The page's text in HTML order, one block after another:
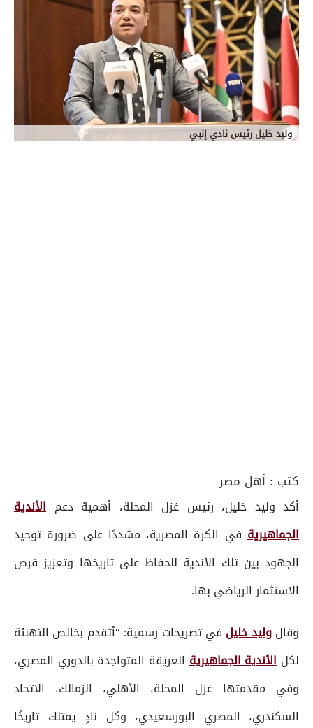
وليد خليل رئيس نادي إنبي
كتب : أهل مصر
أكد وليد خليل، رئيس غزل المحلة، أهمية دعم الأندية
الجماهيرية في الكرة المصرية، مشددًا على ضرورة توحيد
الجهود بين تلك الأندية للحفاظ على تاريخها وتعزيز فرص
الاستثمار الرياضي بها.
وقالوليد خليل في تصريحات رسمية: “أتقدم بخالص التهنئة
لكلالأندية الجماهيريةالعريقة المتواجدة بالدوري المصري،
وفي مقدمتها غزل المحلة، الأهلي، الزمالك، الاتحاد
السكندري، المصري البورسعيدي، وكل نادٍ يمتلك تاريخًا